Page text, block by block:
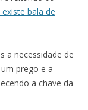
bala de
a necessidade de
prego e a
a chave da